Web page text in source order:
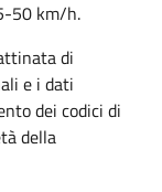
50 km/h.
di
e i dati
dei codici di
della